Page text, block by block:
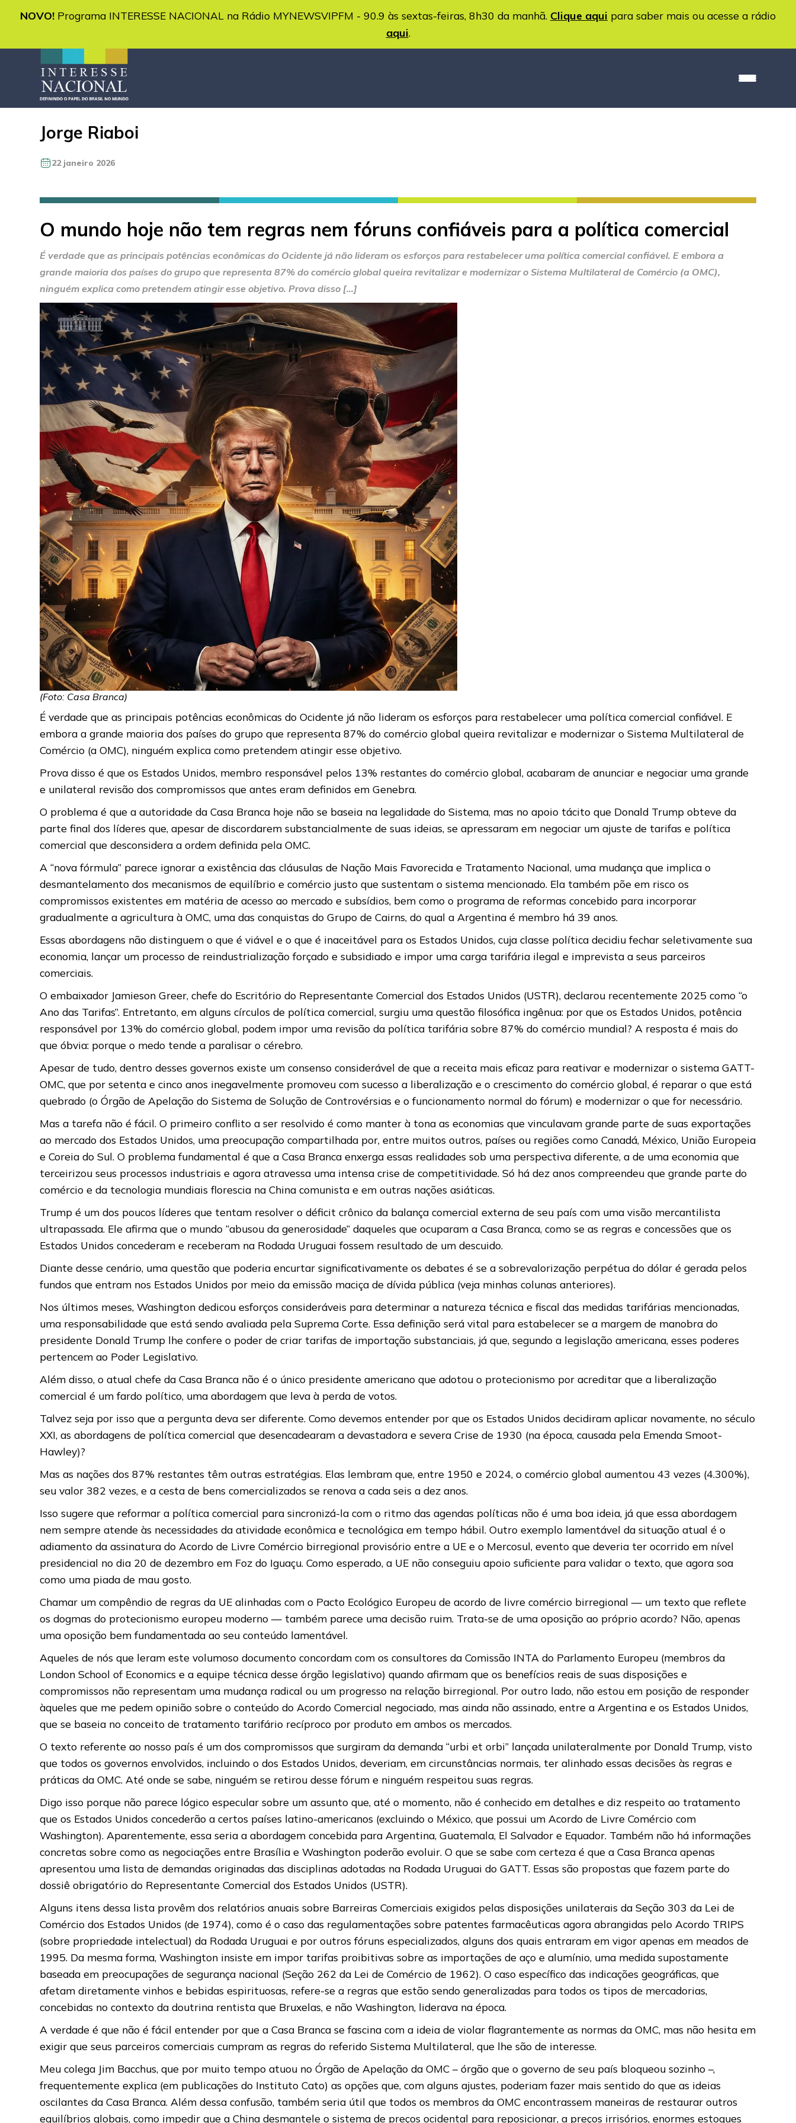
NOVO! Programa INTERESSE NACIONAL na Rádio MYNEWSVIPFM - 90.9 às sextas-feiras, 8h30 da manhã. Clique aqui para saber mais ou acesse a rádio
aqui.
Jorge Riaboi
22 janeiro 2026
O mundo hoje não tem regras nem fóruns confiáveis ​​para a política comercial
É verdade que as principais potências econômicas do Ocidente já não lideram os esforços para restabelecer uma política comercial confiável. E embora a
grande maioria dos países do grupo que representa 87% do comércio global queira revitalizar e modernizar o Sistema Multilateral de Comércio (a OMC),
ninguém explica como pretendem atingir esse objetivo. Prova disso […]
(Foto: Casa Branca)
É verdade que as principais potências econômicas do Ocidente já não lideram os esforços para restabelecer uma política comercial confiável. E
embora a grande maioria dos países do grupo que representa 87% do comércio global queira revitalizar e modernizar o Sistema Multilateral de
Comércio (a OMC), ninguém explica como pretendem atingir esse objetivo.
Prova disso é que os Estados Unidos, membro responsável pelos 13% restantes do comércio global, acabaram de anunciar e negociar uma grande
e unilateral revisão dos compromissos que antes eram definidos em Genebra.
O problema é que a autoridade da Casa Branca hoje não se baseia na legalidade do Sistema, mas no apoio tácito que Donald Trump obteve da
parte final dos líderes que, apesar de discordarem substancialmente de suas ideias, se apressaram em negociar um ajuste de tarifas e política
comercial que desconsidera a ordem definida pela OMC.
A “nova fórmula” parece ignorar a existência das cláusulas de Nação Mais Favorecida e Tratamento Nacional, uma mudança que implica o
desmantelamento dos mecanismos de equilíbrio e comércio justo que sustentam o sistema mencionado. Ela também põe em risco os
compromissos existentes em matéria de acesso ao mercado e subsídios, bem como o programa de reformas concebido para incorporar
gradualmente a agricultura à OMC, uma das conquistas do Grupo de Cairns, do qual a Argentina é membro há 39 anos.
Essas abordagens não distinguem o que é viável e o que é inaceitável para os Estados Unidos, cuja classe política decidiu fechar seletivamente sua
economia, lançar um processo de reindustrialização forçado e subsidiado e impor uma carga tarifária ilegal e imprevista a seus parceiros
comerciais.
O embaixador Jamieson Greer, chefe do Escritório do Representante Comercial dos Estados Unidos (USTR), declarou recentemente 2025 como “o
Ano das Tarifas”. Entretanto, em alguns círculos de política comercial, surgiu uma questão filosófica ingênua: por que os Estados Unidos, potência
responsável por 13% do comércio global, podem impor uma revisão da política tarifária sobre 87% do comércio mundial? A resposta é mais do
que óbvia: porque o medo tende a paralisar o cérebro.
Apesar de tudo, dentro desses governos existe um consenso considerável de que a receita mais eficaz para reativar e modernizar o sistema GATT-
OMC, que por setenta e cinco anos inegavelmente promoveu com sucesso a liberalização e o crescimento do comércio global, é reparar o que está
quebrado (o Órgão de Apelação do Sistema de Solução de Controvérsias e o funcionamento normal do fórum) e modernizar o que for necessário.
Mas a tarefa não é fácil. O primeiro conflito a ser resolvido é como manter à tona as economias que vinculavam grande parte de suas exportações
ao mercado dos Estados Unidos, uma preocupação compartilhada por, entre muitos outros, países ou regiões como Canadá, México, União Europeia
e Coreia do Sul. O problema fundamental é que a Casa Branca enxerga essas realidades sob uma perspectiva diferente, a de uma economia que
terceirizou seus processos industriais e agora atravessa uma intensa crise de competitividade. Só há dez anos compreendeu que grande parte do
comércio e da tecnologia mundiais florescia na China comunista e em outras nações asiáticas.
Trump é um dos poucos líderes que tentam resolver o déficit crônico da balança comercial externa de seu país com uma visão mercantilista
ultrapassada. Ele afirma que o mundo “abusou da generosidade” daqueles que ocuparam a Casa Branca, como se as regras e concessões que os
Estados Unidos concederam e receberam na Rodada Uruguai fossem resultado de um descuido.
Diante desse cenário, uma questão que poderia encurtar significativamente os debates é se a sobrevalorização perpétua do dólar é gerada pelos
fundos que entram nos Estados Unidos por meio da emissão maciça de dívida pública (veja minhas colunas anteriores).
Nos últimos meses, Washington dedicou esforços consideráveis ​​para determinar a natureza técnica e fiscal das medidas tarifárias mencionadas,
uma responsabilidade que está sendo avaliada pela Suprema Corte. Essa definição será vital para estabelecer se a margem de manobra do
presidente Donald Trump lhe confere o poder de criar tarifas de importação substanciais, já que, segundo a legislação americana, esses poderes
pertencem ao Poder Legislativo.
Além disso, o atual chefe da Casa Branca não é o único presidente americano que adotou o protecionismo por acreditar que a liberalização
comercial é um fardo político, uma abordagem que leva à perda de votos.
Talvez seja por isso que a pergunta deva ser diferente. Como devemos entender por que os Estados Unidos decidiram aplicar novamente, no século
XXI, as abordagens de política comercial que desencadearam a devastadora e severa Crise de 1930 (na época, causada pela Emenda Smoot-
Hawley)?
Mas as nações dos 87% restantes têm outras estratégias. Elas lembram que, entre 1950 e 2024, o comércio global aumentou 43 vezes (4.300%),
seu valor 382 vezes, e a cesta de bens comercializados se renova a cada seis a dez anos.
Isso sugere que reformar a política comercial para sincronizá-la com o ritmo das agendas políticas não é uma boa ideia, já que essa abordagem
nem sempre atende às necessidades da atividade econômica e tecnológica em tempo hábil. Outro exemplo lamentável da situação atual é o
adiamento da assinatura do Acordo de Livre Comércio birregional provisório entre a UE e o Mercosul, evento que deveria ter ocorrido em nível
presidencial no dia 20 de dezembro em Foz do Iguaçu. Como esperado, a UE não conseguiu apoio suficiente para validar o texto, que agora soa
como uma piada de mau gosto.
Chamar um compêndio de regras da UE alinhadas com o Pacto Ecológico Europeu de acordo de livre comércio birregional — um texto que reflete
os dogmas do protecionismo europeu moderno — também parece uma decisão ruim. Trata-se de uma oposição ao próprio acordo? Não, apenas
uma oposição bem fundamentada ao seu conteúdo lamentável.
Aqueles de nós que leram este volumoso documento concordam com os consultores da Comissão INTA do Parlamento Europeu (membros da
London School of Economics e a equipe técnica desse órgão legislativo) quando afirmam que os benefícios reais de suas disposições e
compromissos não representam uma mudança radical ou um progresso na relação birregional. Por outro lado, não estou em posição de responder
àqueles que me pedem opinião sobre o conteúdo do Acordo Comercial negociado, mas ainda não assinado, entre a Argentina e os Estados Unidos,
que se baseia no conceito de tratamento tarifário recíproco por produto em ambos os mercados.
O texto referente ao nosso país é um dos compromissos que surgiram da demanda “urbi et orbi” lançada unilateralmente por Donald Trump, visto
que todos os governos envolvidos, incluindo o dos Estados Unidos, deveriam, em circunstâncias normais, ter alinhado essas decisões às regras e
práticas da OMC. Até onde se sabe, ninguém se retirou desse fórum e ninguém respeitou suas regras.
Digo isso porque não parece lógico especular sobre um assunto que, até o momento, não é conhecido em detalhes e diz respeito ao tratamento
que os Estados Unidos concederão a certos países latino-americanos (excluindo o México, que possui um Acordo de Livre Comércio com
Washington). Aparentemente, essa seria a abordagem concebida para Argentina, Guatemala, El Salvador e Equador. Também não há informações
concretas sobre como as negociações entre Brasília e Washington poderão evoluir. O que se sabe com certeza é que a Casa Branca apenas
apresentou uma lista de demandas originadas das disciplinas adotadas na Rodada Uruguai do GATT. Essas são propostas que fazem parte do
dossiê obrigatório do Representante Comercial dos Estados Unidos (USTR).
Alguns itens dessa lista provêm dos relatórios anuais sobre Barreiras Comerciais exigidos pelas disposições unilaterais da Seção 303 da Lei de
Comércio dos Estados Unidos (de 1974), como é o caso das regulamentações sobre patentes farmacêuticas agora abrangidas pelo Acordo TRIPS
(sobre propriedade intelectual) da Rodada Uruguai e por outros fóruns especializados, alguns dos quais entraram em vigor apenas em meados de
1995. Da mesma forma, Washington insiste em impor tarifas proibitivas sobre as importações de aço e alumínio, uma medida supostamente
baseada em preocupações de segurança nacional (Seção 262 da Lei de Comércio de 1962). O caso específico das indicações geográficas, que
afetam diretamente vinhos e bebidas espirituosas, refere-se a regras que estão sendo generalizadas para todos os tipos de mercadorias,
concebidas no contexto da doutrina rentista que Bruxelas, e não Washington, liderava na época.
A verdade é que não é fácil entender por que a Casa Branca se fascina com a ideia de violar flagrantemente as normas da OMC, mas não hesita em
exigir que seus parceiros comerciais cumpram as regras do referido Sistema Multilateral, que lhe são de interesse.
Meu colega Jim Bacchus, que por muito tempo atuou no Órgão de Apelação da OMC – órgão que o governo de seu país bloqueou sozinho –,
frequentemente explica (em publicações do Instituto Cato) as opções que, com alguns ajustes, poderiam fazer mais sentido do que as ideias
oscilantes da Casa Branca. Além dessa confusão, também seria útil que todos os membros da OMC encontrassem maneiras de restaurar outros
equilíbrios globais, como impedir que a China desmantele o sistema de preços ocidental para reposicionar, a preços irrisórios, enormes estoques